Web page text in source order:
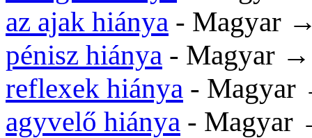
az ajak hiánya - Magyar
pénisz hiánya - Magyar
reflexek hiánya - Magyar
agyvelő hiánya - Magyar